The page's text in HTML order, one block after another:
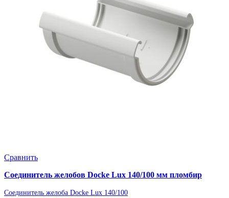
Сравнить
Соединитель желобов Docke Lux 140/100 мм пломбир
Соединитель желоба Docke Lux 140/100